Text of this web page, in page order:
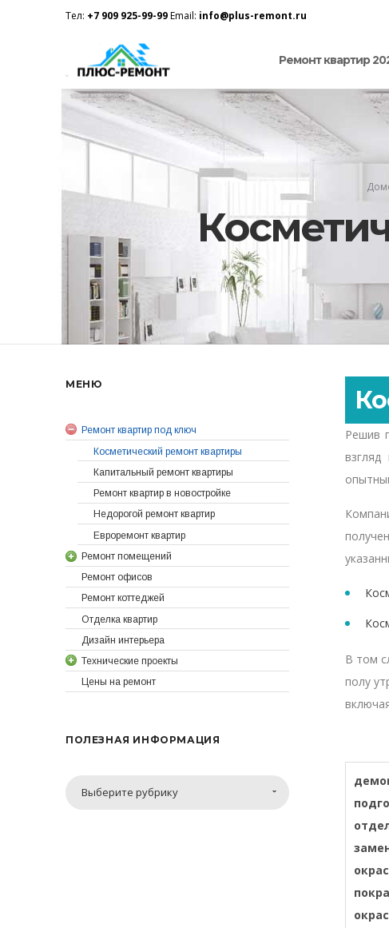
Тел: +7 909 925-99-99Email: info@plus-remont.ru
Ремонт квартир
Решив
В том
полу
МЕНЮ
Ремонт квартир под ключ
Косметический ремонт квартиры
Капитальный ремонт квартиры
Ремонт квартир в новостройке
Недорогой ремонт квартир
Евроремонт квартир
Ремонт помещений
Ремонт офисов
Ремонт коттеджей
Отделка квартир
Дизайн интерьера
Технические проекты
Цены на ремонт
ПОЛЕЗНАЯ ИНФОРМАЦИЯ
Полезная
Выберите рубрику